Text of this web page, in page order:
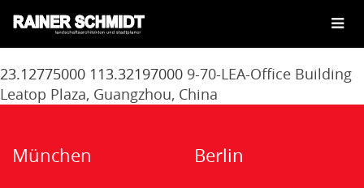
Guangzhou 510620
Germany
23.12775000 113.32197000 9-70-LEA-Office Building
Leatop Plaza, Guangzhou, China
München Berlin